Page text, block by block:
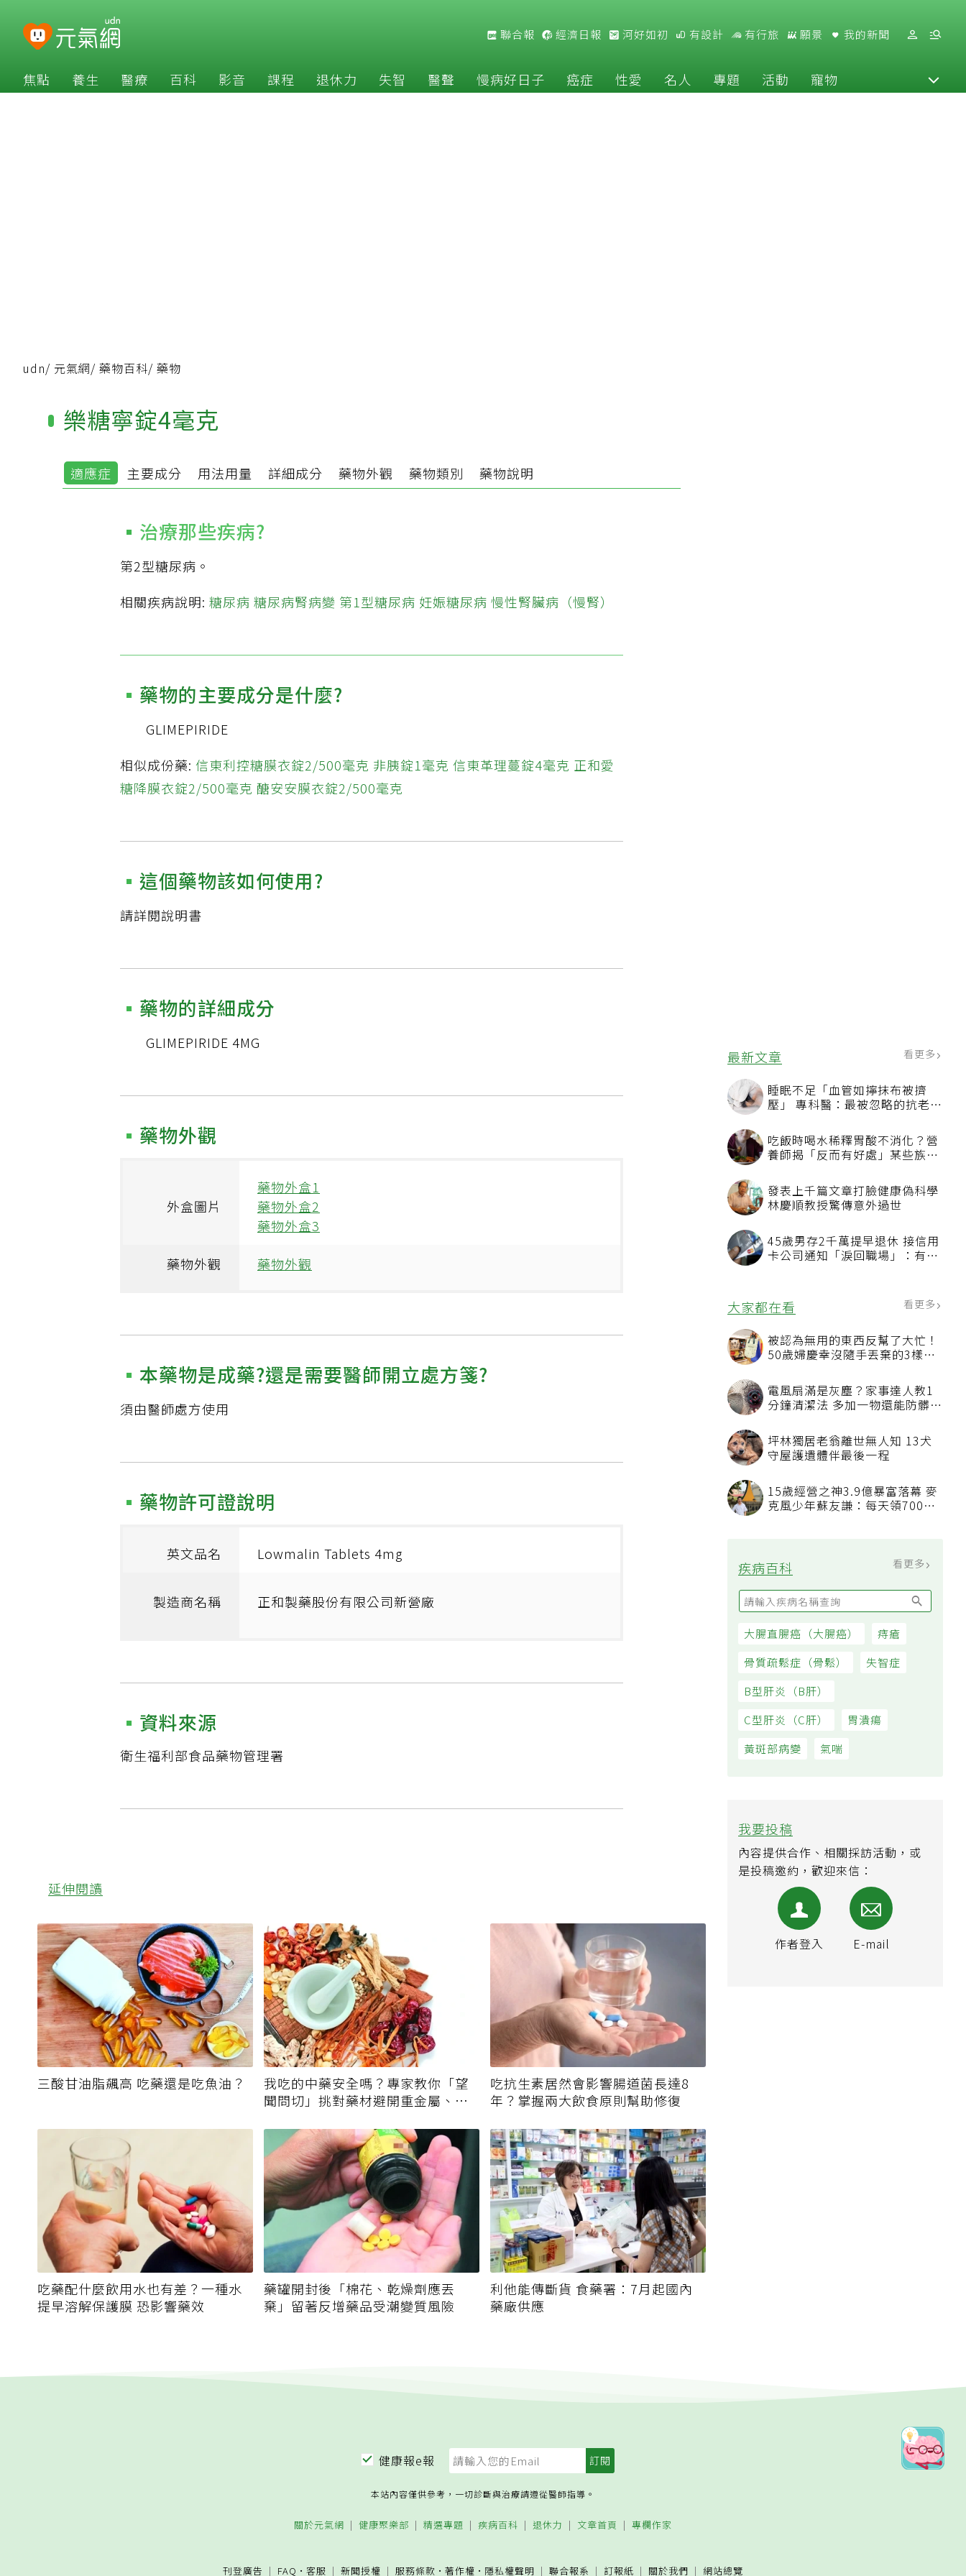
聯合報 經濟日報 河好如初 有設計 有行旅 願景 我的新聞
焦點 養生 醫療 百科 影音 課程 退休力 失智 醫聲 慢病好日子 癌症 性愛 名人 專題 活動 寵物
最新文章 看更多
睡眠不足「血管如擰抹布被擠
壓」 專科醫：最被忽略的抗老方
吃飯時喝水稀釋胃酸不消化？營
養師揭「反而有好處」某些族群
發表上千篇文章打臉健康偽科學
林慶順教授驚傳意外過世
45歲男存2千萬提早退休 接信用
卡公司通知「淚回職場」：有錢
大家都在看 看更多
被認為無用的東西反幫了大忙！
50歲婦慶幸沒隨手丟棄的3樣物
電風扇滿是灰塵？家事達人教1
分鐘清潔法 多加一物還能防髒汙
坪林獨居老翁離世無人知 13犬
守屋護遺體伴最後一程
15歲經營之神3.9億暴富落幕 麥
克風少年蘇友謙：每天領700元
疾病百科 看更多
大腸直腸癌（大腸癌）
痔瘡
骨質疏鬆症（骨鬆）
失智症
B型肝炎（B肝）
C型肝炎（C肝）
胃潰瘍
黃斑部病變
氣喘
我要投稿
內容提供合作、相關採訪活動，或
是投稿邀約，歡迎來信：
作者登入 E-mail
udn/ 元氣網/ 藥物百科/ 藥物
樂糖寧錠4毫克
適應症 主要成分 用法用量 詳細成分 藥物外觀 藥物類別 藥物說明
治療那些疾病?
第2型糖尿病。
相關疾病說明: 糖尿病 糖尿病腎病變 第1型糖尿病 妊娠糖尿病 慢性腎臟病（慢腎）
藥物的主要成分是什麼?
GLIMEPIRIDE
相似成份藥: 信東利控糖膜衣錠2/500毫克 非胰錠1毫克 信東革理蔓錠4毫克 正和愛
糖降膜衣錠2/500毫克 醣安安膜衣錠2/500毫克
這個藥物該如何使用?
請詳閱說明書
藥物的詳細成分
GLIMEPIRIDE 4MG
藥物外觀
外盒圖片
藥物外盒1
藥物外盒2
藥物外盒3
藥物外觀 藥物外觀
本藥物是成藥?還是需要醫師開立處方箋?
須由醫師處方使用
藥物許可證說明
英文品名 Lowmalin Tablets 4mg
製造商名稱 正和製藥股份有限公司新營廠
資料來源
衛生福利部食品藥物管理署
延伸閱讀
三酸甘油脂飆高 吃藥還是吃魚油？
我吃的中藥安全嗎？專家教你「望
聞問切」挑對藥材避開重金屬、發
吃抗生素居然會影響腸道菌長達8
年？掌握兩大飲食原則幫助修復
吃藥配什麼飲用水也有差？一種水
提早溶解保護膜 恐影響藥效
藥罐開封後「棉花、乾燥劑應丟
棄」留著反增藥品受潮變質風險
利他能傳斷貨 食藥署：7月起國內
藥廠供應
健康報e報
本站內容僅供參考，一切診斷與治療請遵從醫師指導。
關於元氣網 健康聚樂部 精選專題 疾病百科 退休力 文章首頁 專欄作家
刊登廣告 FAQ · 客服 新聞授權 服務條款 · 著作權 · 隱私權聲明 聯合報系 訂報紙 關於我們 網站總覽